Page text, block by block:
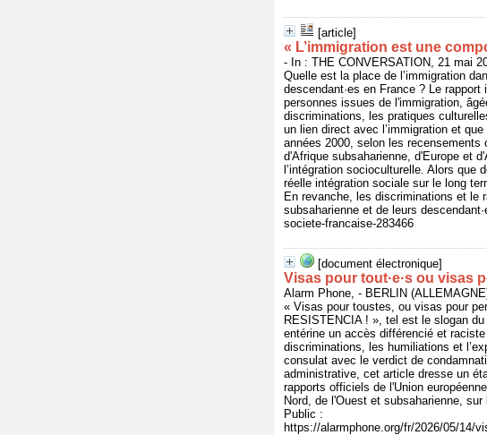
[article]
« L’immigration est une
- In : THE CONVERSATION, 21 mai
Quelle est la place de l’immigration
descendant·es en France ? Le
personnes issues de l'immigration,
discriminations, les pratiques
un lien direct avec l’immigration et
années 2000, selon les
d'Afrique subsaharienne, d'Europe et
l’intégration socioculturelle. Alors que
réelle intégration sociale sur le long
En revanche, les discriminations et le
subsaharienne et de leurs
societe-francaise-283466
[document électronique]
Visas pour tout·e·s ou visas
Alarm Phone, - BERLIN
« Visas pour toustes, ou visas pour
RESISTENCIA ! », tel est le slogan
entérine un accès différencié et
discriminations, les humiliations et
consulat avec le verdict de
administrative, cet article dresse un
rapports officiels de l'Union
Nord, de l'Ouest et subsaharienne,
Public :
https://alarmphone.org/fr/2026/05/14/